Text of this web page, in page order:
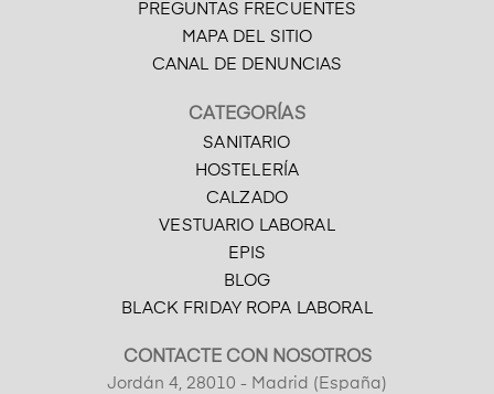
PREGUNTAS FRECUENTES
MAPA DEL SITIO
CANAL DE DENUNCIAS
CATEGORÍAS
SANITARIO
HOSTELERÍA
CALZADO
VESTUARIO LABORAL
EPIS
BLOG
BLACK FRIDAY ROPA LABORAL
CONTACTE CON NOSOTROS
Jordán 4, 28010 - Madrid (España)